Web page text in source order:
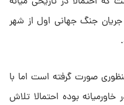
میلادی و در جریان جنگ جهانی اول از شهر
صورت گرفته است اما با
بوده احتمالا تلاش